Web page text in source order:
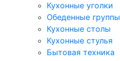
Кухонные уголки
Обеденные группы
Кухонные столы
Кухонные стулья
Бытовая техника